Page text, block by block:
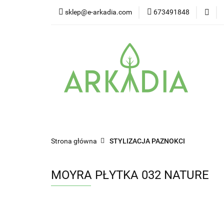
sklep@e-arkadia.com 673491848
Kategorie
Strona główna STYLIZACJA PAZNOKCI
MOYRA PŁYTKA 032 NATURE